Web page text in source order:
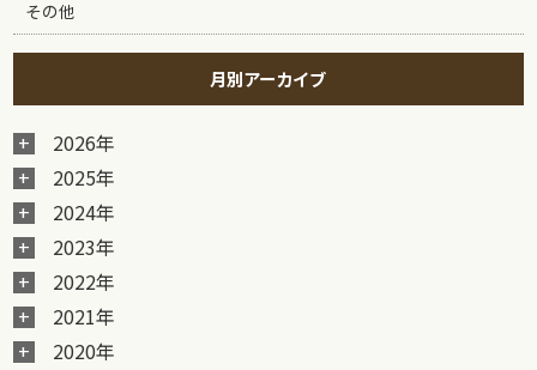
その他
月別アーカイブ
2026年
2025年
2024年
2023年
2022年
2021年
2020年